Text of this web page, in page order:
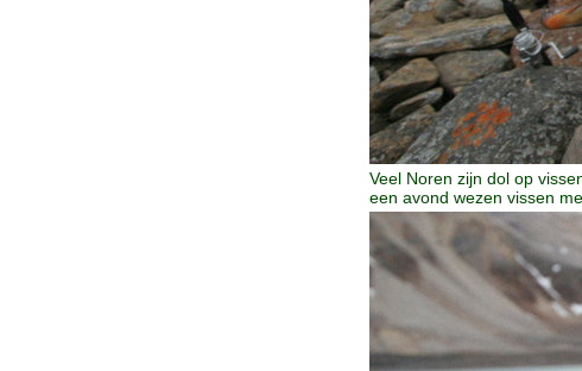
Veel Noren zijn dol op
een avond wezen vissen